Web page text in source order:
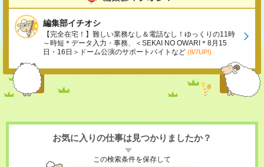
編集部イチオシ
【完全在宅！】難しい業務なし＆電話なし！ゆっくりの11時
～時短＊データ入力・事務、＜SEKAI NO OWARI＊8月15
日・16日＞ドーム公演のサポートバイトなど (8/7UP!)
お気に入りの仕事は見つかりましたか？
この検索条件を保存して